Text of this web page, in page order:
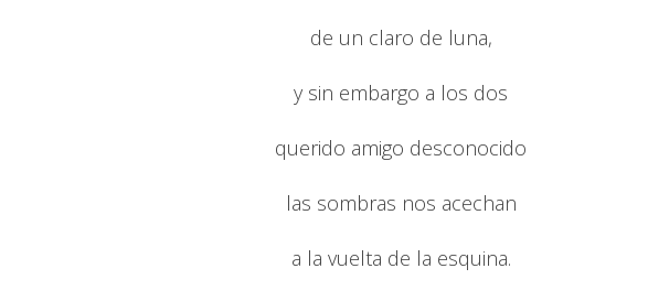
de un claro de luna,
y sin embargo a los dos
querido amigo desconocido
las sombras nos acechan
a la vuelta de la esquina.